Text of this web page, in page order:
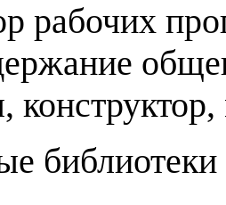
рабочих
библиотеки